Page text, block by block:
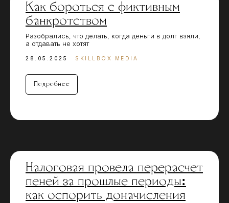
Как бороться с фиктивным
банкротством
Разобрались, что делать, когда деньги в долг взяли,
а отдавать не хотят
28.05.2025 SKILLBOX MEDIA
Подробнее
Налоговая провела перерасчет
пеней за прошлые периоды:
как оспорить доначисления